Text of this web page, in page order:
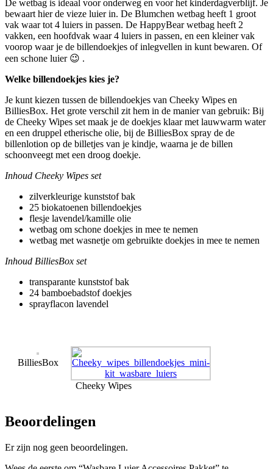
De wetbag is ideaal voor onderweg en voor het kinderdagverblijf. Je
bewaart hier de vieze luier in. De Blumchen wetbag heeft 1 groot
vak waar tot 4 luiers in passen. De HappyBear wetbag heeft 2
vakken, een hoofdvak waar 4 luiers in passen, en een kleiner vak
voorop waar je de billendoekjes of inlegvellen in kunt bewaren. Of
een schone luier 😉 .
Welke billendoekjes kies je?
Je kunt kiezen tussen de billendoekjes van Cheeky Wipes en
BilliesBox. Het grote verschil zit hem in de manier van gebruik: Bij
de Cheeky Wipes set maak je de doekjes klaar met lauwwarm water
en een druppel etherische olie, bij de BilliesBox spray de de
billenlotion op de billetjes van je kindje, waarna je de billen
schoonveegt met een droog doekje.
Inhoud Cheeky Wipes set
zilverkleurige kunststof bak
25 biokatoenen billendoekjes
flesje lavendel/kamille olie
wetbag om schone doekjes in mee te nemen
wetbag met wasnetje om gebruikte doekjes in mee te nemen
Inhoud BilliesBox set
transparante kunststof bak
24 bamboebadstof doekjes
sprayflacon lavendel
BilliesBox
Cheeky Wipes
Beoordelingen
Er zijn nog geen beoordelingen.